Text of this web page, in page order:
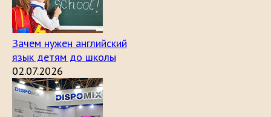
Зачем нужен английский
язык детям до школы
02.07.2026